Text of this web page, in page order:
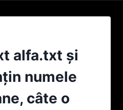
alfa.txt şi
numele
câte o